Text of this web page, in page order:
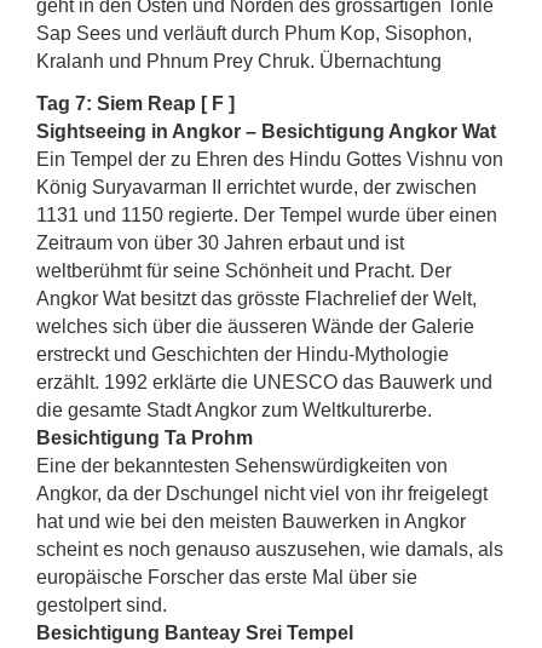
geht in den Osten und Norden des grossartigen Tonle
Sap Sees und verläuft durch Phum Kop, Sisophon,
Kralanh und Phnum Prey Chruk. Übernachtung
Tag 7: Siem Reap [ F ]
Sightseeing in Angkor – Besichtigung Angkor Wat
Ein Tempel der zu Ehren des Hindu Gottes Vishnu von
König Suryavarman II errichtet wurde, der zwischen
1131 und 1150 regierte. Der Tempel wurde über einen
Zeitraum von über 30 Jahren erbaut und ist
weltberühmt für seine Schönheit und Pracht. Der
Angkor Wat besitzt das grösste Flachrelief der Welt,
welches sich über die äusseren Wände der Galerie
erstreckt und Geschichten der Hindu-Mythologie
erzählt. 1992 erklärte die UNESCO das Bauwerk und
die gesamte Stadt Angkor zum Weltkulturerbe.
Besichtigung Ta Prohm
Eine der bekanntesten Sehenswürdigkeiten von
Angkor, da der Dschungel nicht viel von ihr freigelegt
hat und wie bei den meisten Bauwerken in Angkor
scheint es noch genauso auszusehen, wie damals, als
europäische Forscher das erste Mal über sie
gestolpert sind.
Besichtigung Banteay Srei Tempel